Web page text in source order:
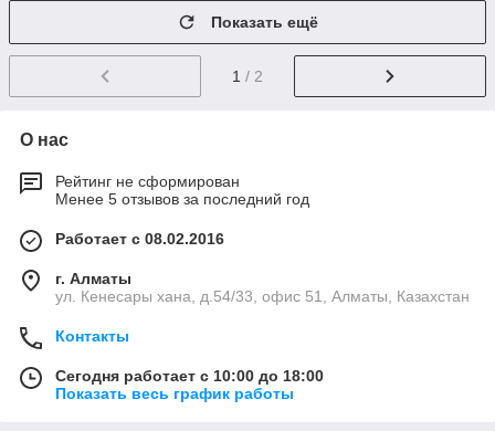
Показать ещё
1 / 2
О нас
Рейтинг не сформирован
Менее 5 отзывов за последний год
Работает с 08.02.2016
г. Алматы
ул. Кенесары хана, д.54/33, офис 51, Алматы, Казахстан
Контакты
Сегодня работает с 10:00 до 18:00
Показать весь график работы